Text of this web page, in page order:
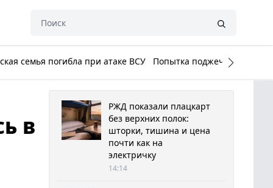
семья погибла при атаке ВСУ Попытка поджечь Белый
в
РЖД показали плацкарт
без верхних полок:
шторки, тишина и цена
почти как на
электричку
14:14